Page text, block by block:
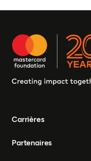
Carrières
Partenaires